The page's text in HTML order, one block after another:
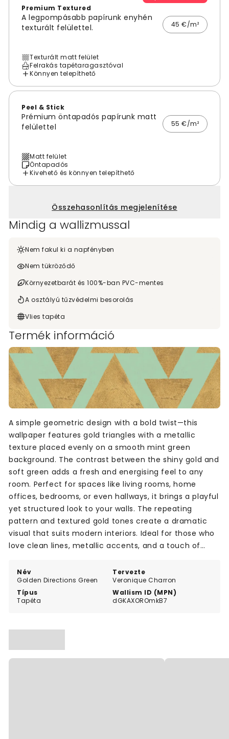
Premium Textured
A legpompásabb papírunk enyhén
texturált felülettel.
45 €/m²
Texturált matt felület
Felrakás tapétaragasztóval
Könnyen telepíthető
Peel & Stick
Prémium öntapadós papírunk matt
felülettel
55 €/m²
Matt felület
Öntapadós
Kivehető és könnyen telepíthető
Összehasonlítás megjelenítése
Mindig a wallizmussal
Nem fakul ki a napfényben
Nem tükröződő
Környezetbarát és 100%-ban PVC-mentes
A osztályú tűzvédelmi besorolás
Vlies tapéta
Termék információ
Név
Golden Directions Green
Tervezte
Veronique Charron
Típus
Tapéta
Wallism ID (MPN)
dGKAXOROmkB7
A simple geometric design with a bold twist—this
wallpaper features gold triangles with a metallic
texture placed evenly on a smooth mint green
background. The contrast between the shiny gold and
soft green adds a fresh and energising feel to any
room. Perfect for spaces like living rooms, home
offices, bedrooms, or even hallways, it brings a playful
yet structured look to your walls. The repeating
pattern and textured gold tones create a dramatic
visual that suits modern interiors. Ideal for those who
love clean lines, metallic accents, and a touch of